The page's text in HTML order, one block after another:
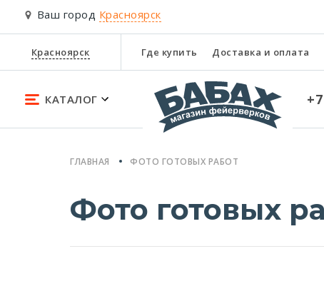
Ваш город Красноярск
Красноярск Где купить Доставка и оплата
КАТАЛОГ
ГЛАВНАЯ ФОТО ГОТОВЫХ РАБОТ
Фото готовых